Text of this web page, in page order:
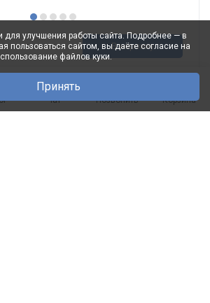
В корзину
Рауна 08 2х
-28%
для улучшения работы сайта. Подробнее — в
пользоваться сайтом, вы даёте согласие на
файлов куки.
Принять
Чат Позвонить Корзина